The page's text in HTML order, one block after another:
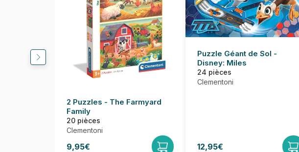
2 Puzzles - The Farmyard
Family
20 pièces
Clementoni
9,95€
Puzzle Géant de Sol -
Disney: Miles
24 pièces
Clementoni
12,95€